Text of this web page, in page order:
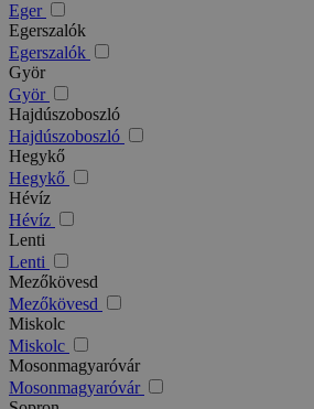
Eger
Egerszalók
Egerszalók
Györ
Györ
Hajdúszoboszló
Hajdúszoboszló
Hegykő
Hegykő
Hévíz
Hévíz
Lenti
Lenti
Mezőkövesd
Mezőkövesd
Miskolc
Miskolc
Mosonmagyaróvár
Mosonmagyaróvár